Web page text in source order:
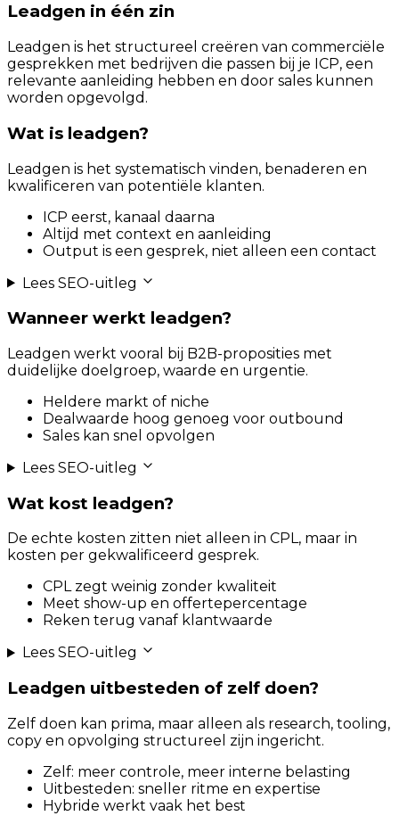
Leadgen in één zin
Leadgen is het structureel creëren van commerciële
gesprekken met bedrijven die passen bij je ICP, een
relevante aanleiding hebben en door sales kunnen
worden opgevolgd.
Wat is leadgen?
Leadgen is het systematisch vinden, benaderen en
kwalificeren van potentiële klanten.
ICP eerst, kanaal daarna
Altijd met context en aanleiding
Output is een gesprek, niet alleen een contact
Lees SEO-uitleg
Wanneer werkt leadgen?
Leadgen werkt vooral bij B2B-proposities met
duidelijke doelgroep, waarde en urgentie.
Heldere markt of niche
Dealwaarde hoog genoeg voor outbound
Sales kan snel opvolgen
Lees SEO-uitleg
Wat kost leadgen?
De echte kosten zitten niet alleen in CPL, maar in
kosten per gekwalificeerd gesprek.
CPL zegt weinig zonder kwaliteit
Meet show-up en offertepercentage
Reken terug vanaf klantwaarde
Lees SEO-uitleg
Leadgen uitbesteden of zelf doen?
Zelf doen kan prima, maar alleen als research, tooling,
copy en opvolging structureel zijn ingericht.
Zelf: meer controle, meer interne belasting
Uitbesteden: sneller ritme en expertise
Hybride werkt vaak het best